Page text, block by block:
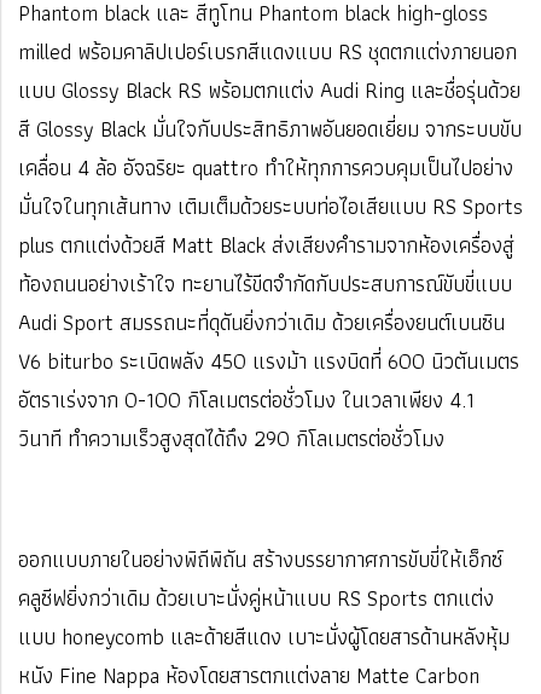
Phantom black และ สีทูโทน Phantom black high-gloss
milled พร้อมคาลิปเปอร์เบรกสีแดงแบบ RS ชุดตกแต่งภายนอก
แบบ Glossy Black RS พร้อมตกแต่ง Audi Ring และชื่อรุ่นด้วย
สี Glossy Black มั่นใจกับประสิทธิภาพอันยอดเยี่ยม จากระบบขับ
เคลื่อน 4 ล้อ อัจฉริยะ quattro ทำให้ทุกการควบคุมเป็นไปอย่าง
มั่นใจในทุกเส้นทาง เติมเต็มด้วยระบบท่อไอเสียแบบ RS Sports
plus ตกแต่งด้วยสี Matt Black ส่งเสียงคำรามจากห้องเครื่องสู่
ท้องถนนอย่างเร้าใจ ทะยานไร้ขีดจำกัดกับประสบการณ์ขับขี่แบบ
Audi Sport สมรรถนะที่ดุดันยิ่งกว่าเดิม ด้วยเครื่องยนต์เบนซิน
V6 biturbo ระเบิดพลัง 450 แรงม้า แรงบิดที่ 600 นิวตันเมตร
อัตราเร่งจาก 0-100 กิโลเมตรต่อชั่วโมง ในเวลาเพียง 4.1
วินาที ทำความเร็วสูงสุดได้ถึง 290 กิโลเมตรต่อชั่วโมง
ออกแบบภายในอย่างพิถีพิถัน สร้างบรรยากาศการขับขี่ให้เอ็กซ์
คลูซีฟยิ่งกว่าเดิม ด้วยเบาะนั่งคู่หน้าแบบ RS Sports ตกแต่ง
แบบ honeycomb และด้ายสีแดง เบาะนั่งผู้โดยสารด้านหลังหุ้ม
หนัง Fine Nappa ห้องโดยสารตกแต่งลาย Matte Carbon